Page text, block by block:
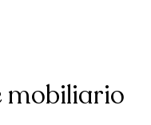
mobiliario